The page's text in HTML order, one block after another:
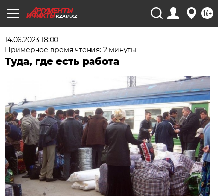
KZAIF.KZ 16+
14.06.2023 18:00
Примерное время чтения: 2 минуты
Туда, где есть работа